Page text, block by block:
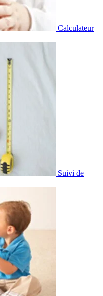
Calculateur
Suivi de